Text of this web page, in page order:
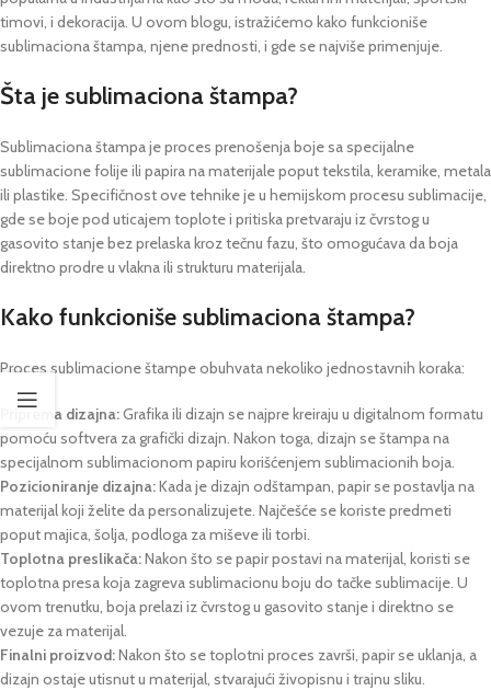
timovi, i dekoracija. U ovom blogu, istražićemo kako funkcioniše
sublimaciona štampa, njene prednosti, i gde se najviše primenjuje.
Šta je sublimaciona štampa?
Sublimaciona štampa je proces prenošenja boje sa specijalne
sublimacione folije ili papira na materijale poput tekstila, keramike, metala
ili plastike. Specifičnost ove tehnike je u hemijskom procesu sublimacije,
gde se boje pod uticajem toplote i pritiska pretvaraju iz čvrstog u
gasovito stanje bez prelaska kroz tečnu fazu, što omogućava da boja
direktno prodre u vlakna ili strukturu materijala.
Kako funkcioniše sublimaciona štampa?
Proces sublimacione štampe obuhvata nekoliko jednostavnih koraka:
Priprema dizajna:Grafika ili dizajn se najpre kreiraju u digitalnom formatu
pomoću softvera za grafički dizajn. Nakon toga, dizajn se štampa na
specijalnom sublimacionom papiru korišćenjem sublimacionih boja.
Pozicioniranje dizajna:Kada je dizajn odštampan, papir se postavlja na
materijal koji želite da personalizujete. Najčešće se koriste predmeti
poput majica, šolja, podloga za miševe ili torbi.
Toplotna preslikača:Nakon što se papir postavi na materijal, koristi se
toplotna presa koja zagreva sublimacionu boju do tačke sublimacije. U
ovom trenutku, boja prelazi iz čvrstog u gasovito stanje i direktno se
vezuje za materijal.
Finalni proizvod:Nakon što se toplotni proces završi, papir se uklanja, a
dizajn ostaje utisnut u materijal, stvarajući živopisnu i trajnu sliku.